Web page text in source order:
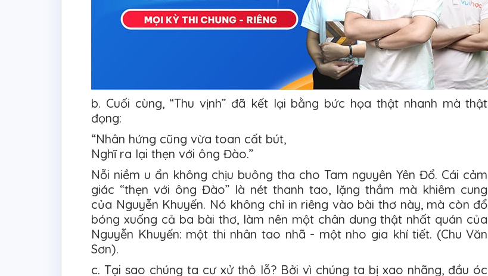
b. Cuối cùng, “Thu vịnh” đã kết lại bằng bức họa thật nhanh mà thật
đọng:
“Nhân hứng cũng vừa toan cất bút,
Nghĩ ra lại thẹn với ông Đào.”
Nỗi niềm u ẩn không chịu buông tha cho Tam nguyên Yên Đổ. Cái cảm
giác “thẹn với ông Đào” là nét thanh tao, lặng thầm mà khiêm cung
của Nguyễn Khuyến. Nó không chỉ in riêng vào bài thơ này, mà còn đổ
bóng xuống cả ba bài thơ, làm nên một chân dung thật nhất quán của
Nguyễn Khuyến: một thi nhân tao nhã - một nho gia khí tiết. (Chu Văn
Sơn).
c. Tại sao chúng ta cư xử thô lỗ? Bởi vì chúng ta bị xao nhãng, đầu óc